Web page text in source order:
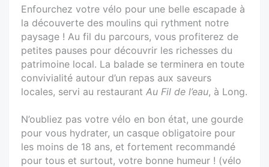
Enfourchez votre vélo pour une belle escapade à
la découverte des moulins qui rythment notre
paysage ! Au fil du parcours, vous profiterez de
petites pauses pour découvrir les richesses du
patrimoine local. La balade se terminera en toute
convivialité autour d’un repas aux saveurs
locales, servi au restaurant Au Fil de l’eau, à Long.
N’oubliez pas votre vélo en bon état, une gourde
pour vous hydrater, un casque obligatoire pour
les moins de 18 ans, et fortement recommandé
pour tous et surtout, votre bonne humeur ! (vélo